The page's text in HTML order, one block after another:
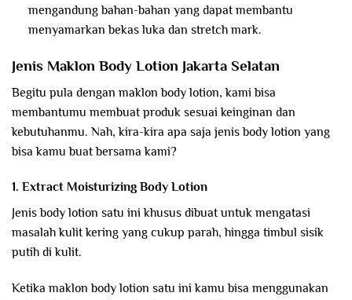
mengandung bahan-bahan yang dapat membantu
menyamarkan bekas luka dan stretch mark.
Jenis Maklon Body Lotion Jakarta Selatan
Begitu pula dengan maklon body lotion, kami bisa
membantumu membuat produk sesuai keinginan dan
kebutuhanmu. Nah, kira-kira apa saja jenis body lotion yang
bisa kamu buat bersama kami?
1. Extract Moisturizing Body Lotion
Jenis body lotion satu ini khusus dibuat untuk mengatasi
masalah kulit kering yang cukup parah, hingga timbul sisik
putih di kulit.
Ketika maklon body lotion satu ini kamu bisa menggunakan